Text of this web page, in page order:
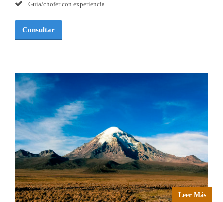
Guía/chofer con experiencia
Consultar
Leer Más